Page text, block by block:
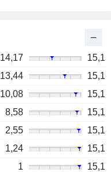
14,17
15,1
13,44
15,1
10,08
15,1
8,58
15,1
2,55
15,1
1,24
15,1
1 15,1